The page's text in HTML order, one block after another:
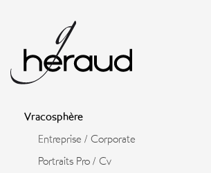
Vracosphère
Entreprise / Corporate
Portraits Pro / Cv